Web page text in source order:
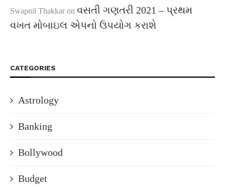
Swapnil Thakkar on વસતી ગણતરી 2021 – પ્રથમ
વખત મોબાઇલ એપનો ઉપયોગ કરાશે
CATEGORIES
Astrology
Banking
Bollywood
Budget